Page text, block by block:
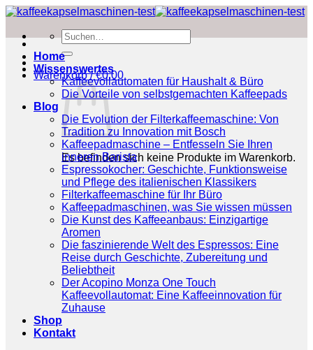
Zum
springen
Suchen
nach:
Warenkorb /€0.00
Es befinden sich keine Produkte im Warenkorb.
Home
Wissenswertes
Kaffeevollautomaten für Haushalt & Büro
Die Vorteile von selbstgemachten Kaffeepads
Blog
Die Evolution der Filterkaffeemaschine: Von
Tradition zu Innovation mit Bosch
Kaffeepadmaschine – Entfesseln Sie Ihren
inneren Barista
Espressokocher: Geschichte, Funktionsweise
und Pflege des italienischen Klassikers
Filterkaffeemaschine für Ihr Büro
Kaffeepadmaschinen, was Sie wissen müssen
Die Kunst des Kaffeeanbaus: Einzigartige
Aromen
Die faszinierende Welt des Espressos: Eine
Reise durch Geschichte, Zubereitung und
Beliebtheit
Der Acopino Monza One Touch
Kaffeevollautomat: Eine Kaffeeinnovation für
Zuhause
Shop
Kontakt